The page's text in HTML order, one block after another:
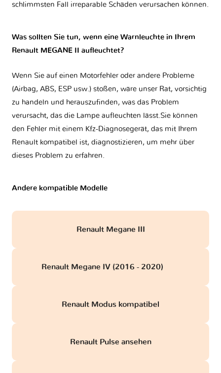
schlimmsten Fall irreparable Schäden verursachen können.
Was sollten Sie tun, wenn eine Warnleuchte in Ihrem
Renault MEGANE II aufleuchtet?
Wenn Sie auf einen Motorfehler oder andere Probleme
(Airbag, ABS, ESP usw.) stoßen, wäre unser Rat, vorsichtig
zu handeln und herauszufinden, was das Problem
verursacht, das die Lampe aufleuchten lässt.Sie können
den Fehler mit einem Kfz-Diagnosegerät, das mit Ihrem
Renault kompatibel ist, diagnostizieren, um mehr über
dieses Problem zu erfahren.
Andere kompatible Modelle
Renault Megane III
Renault Megane IV (2016 - 2020)
Renault Modus kompatibel
Renault Pulse ansehen